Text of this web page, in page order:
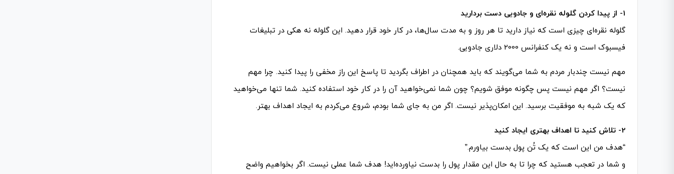
1- از پیدا کردن گلوله نقره‌­ای و جادویی دست بردارید
گلوله نقره‌­ای چیزی است که نیاز دارید تا هر روز و به مدت سال­‌ها، در کار خود قرار دهید. این گلوله نه هکی در تبلیغات
فیسبوک است و نه یک کنفرانس 2000 دلاری جادویی.
مهم نیست چندبار مردم به شما می‌گویند که باید همچنان در اطراف بگردید تا پاسخ این راز مخفی را پیدا کنید. چرا مهم
نیست؟ اگر مهم نیست پس چگونه موفق شویم؟ چون شما نمی­‌خواهید آن را در کار خود استفاده کنید. شما تنها می­‌خواهید
که یک شبه به موفقیت برسید. این امکان‌­پذیر نیست. اگر من به جای شما بودم، شروع می­‌کردم به ایجاد اهداف بهتر.
2- تلاش کنید تا اهداف بهتری ایجاد کنید
“هدف من این است که یک تُن پول بدست بیاورم.”
و شما در تعجب هستید که چرا تا به حال این مقدار پول را بدست نیاورده‌­اید! هدف شما عملی نیست. اگر بخواهیم واضح